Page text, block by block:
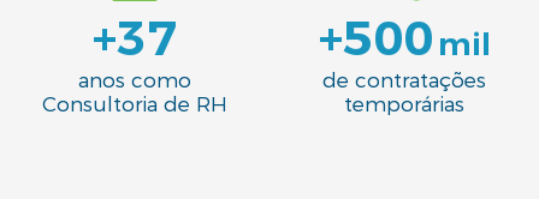
+37
anos como
Consultoria de RH
+500 mil
de contratações
temporárias